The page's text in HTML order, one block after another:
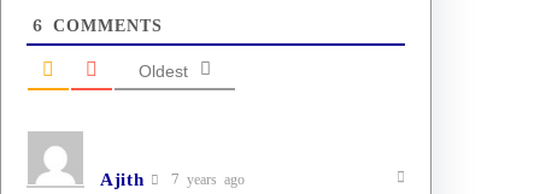
6 COMMENTS
Oldest
Ajith 7 years ago